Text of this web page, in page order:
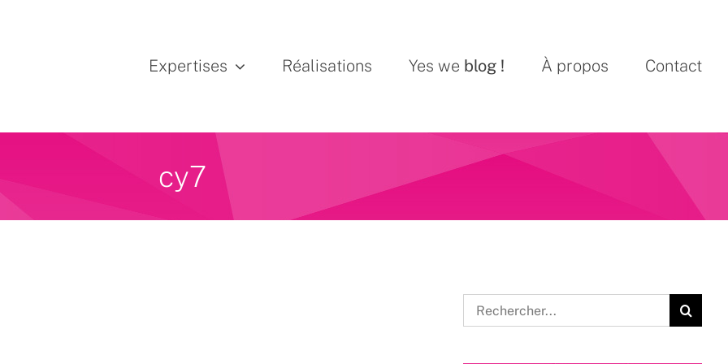
Expertises Réalisations Yes we blog ! À propos Contact
cy7
Rechercher: